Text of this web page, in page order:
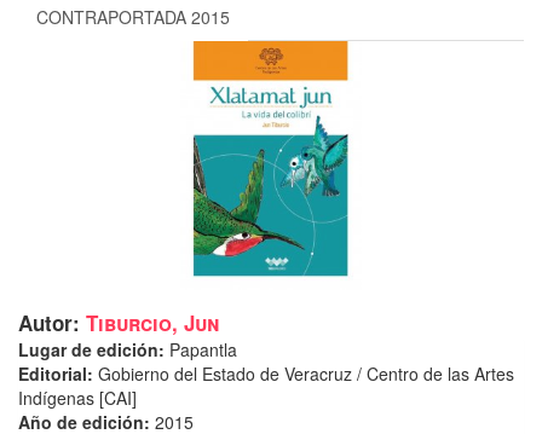
CONTRAPORTADA 2015
Autor: Tiburcio, Jun
Lugar de edición: Papantla
Editorial: Gobierno del Estado de Veracruz / Centro de las Artes
Indígenas [CAI]
Año de edición: 2015